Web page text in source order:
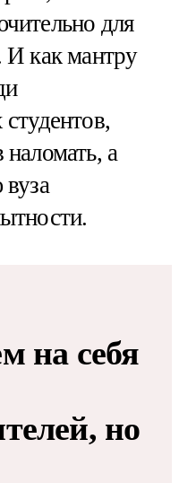
для
И как мантру
а
на себя
но